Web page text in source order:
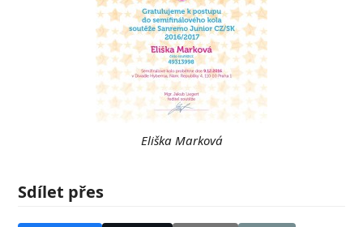
Eliška Marková
Sdílet přes